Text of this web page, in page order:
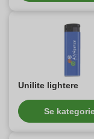
Unilite lightere
Se